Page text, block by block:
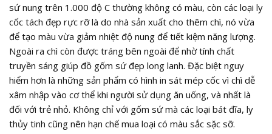
sứ nung trên 1.000 độ C thường không có màu, còn các loại ly
cốc tách đẹp rực rỡ là do nhà sản xuất cho thêm chì, nó vừa
để tạo màu vừa giảm nhiệt độ nung để tiết kiệm năng lượng.
Ngoài ra chì còn được tráng bên ngoài để nhờ tính chất
truyền sáng giúp đồ gốm sứ đẹp long lanh. Đặc biệt nguy
hiểm hơn là những sản phẩm có hình in sát mép cốc vì chì dễ
xâm nhập vào cơ thể khi người sử dụng ăn uống, và nhất là
đối với trẻ nhỏ. Không chỉ với gốm sứ mà các loại bát đĩa, ly
thủy tinh cũng nên hạn chế mua loại có màu sắc sặc sỡ.